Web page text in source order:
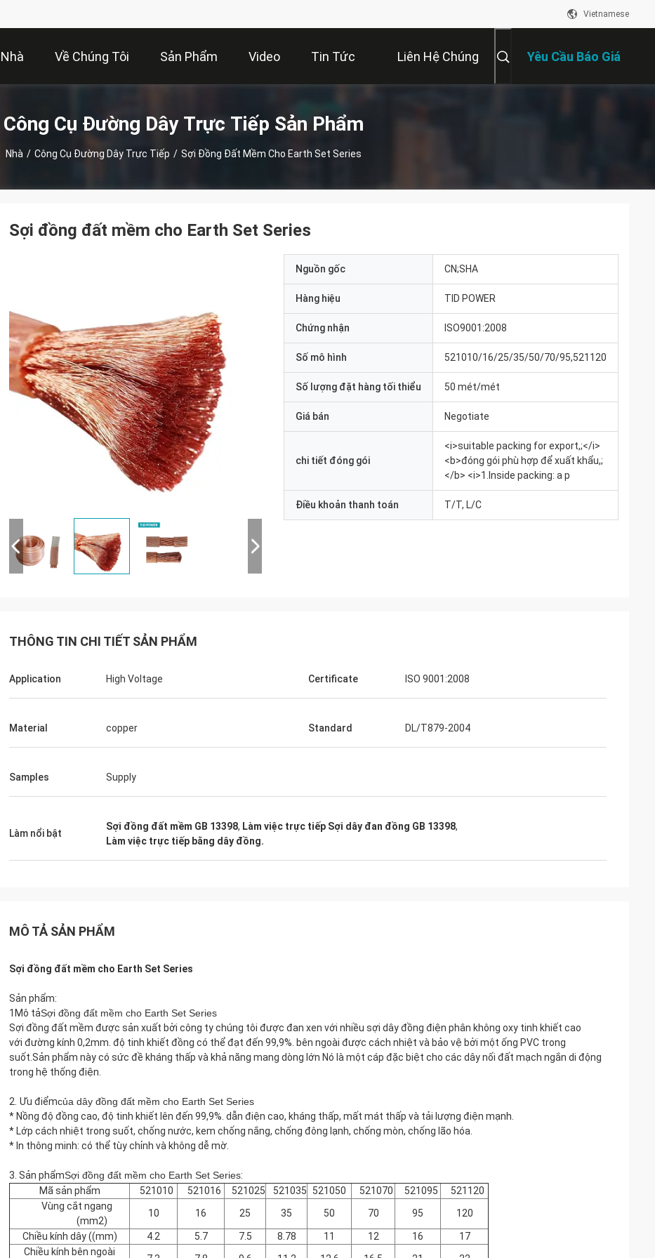
Vietnamese
Nhà Về Chúng Tôi Sản Phẩm Video Tin Tức Liên Hệ Chúng Yêu Cầu Báo Giá
Công Cụ Đường Dây Trực Tiếp Sản Phẩm
Nhà / Công Cụ Đường Dây Trực Tiếp / Sợi Đồng Đất Mềm Cho Earth Set Series
funciónamiento (Sự sáng sủa tuyệt vời,
Sợi đồng đất mềm cho Earth Set Series
Nguồn gốc CN;SHA
Hàng hiệu TID POWER
Chứng nhận ISO9001:2008
Số mô hình 521010/16/25/35/50/70/95,521120
Số lượng đặt hàng tối thiểu 50 mét/mét
Giá bán Negotiate
chi tiết đóng gói
<i>suitable packing for export,;</i>
<b>đóng gói phù hợp để xuất khẩu,;
</b> <i>1.Inside packing: a p
Điều khoản thanh toán T/T, L/C
THÔNG TIN CHI TIẾT SẢN PHẨM
Application High Voltage Certificate ISO 9001:2008
Material copper Standard DL/T879-2004
Samples Supply
Làm nổi bật
Sợi đồng đất mềm GB 13398, Làm việc trực tiếp Sợi dây đan đồng GB 13398,
Làm việc trực tiếp bằng dây đồng.
MÔ TẢ SẢN PHẨM
Sợi đồng đất mềm cho Earth Set Series
Sản phẩm:
1Mô tảSợi đồng đất mềm cho Earth Set Series
Sợi đồng đất mềm được sản xuất bởi công ty chúng tôi được đan xen với nhiều sợi dây đồng điện phân không oxy tinh khiết cao
với đường kính 0,2mm. độ tinh khiết đồng có thể đạt đến 99,9%. bên ngoài được cách nhiệt và bảo vệ bởi một ống PVC trong
suốt.Sản phẩm này có sức đề kháng thấp và khả năng mang dòng lớn Nó là một cáp đặc biệt cho các dây nối đất mạch ngắn di động
trong hệ thống điện.
2. Ưu điểmcủa dây đồng đất mềm cho Earth Set Series
* Nồng độ đồng cao, độ tinh khiết lên đến 99,9%. dẫn điện cao, kháng thấp, mất mát thấp và tải lượng điện mạnh.
* Lớp cách nhiệt trong suốt, chống nước, kem chống nắng, chống đông lạnh, chống mòn, chống lão hóa.
* In thông minh: có thể tùy chỉnh và không dễ mờ.
3. Sản phẩmSợi đồng đất mềm cho Earth Set Series:
Mã sản phẩm
521010 521016 521025 521035 521050 521070 521095
521120
Vùng cắt ngang
(mm2)
10 16 25 35 50 70 95 120
Chiều kính dây ((mm) 4.2 5.7 7.5 8.78 11 12 16
17
Chiều kính bên ngoài